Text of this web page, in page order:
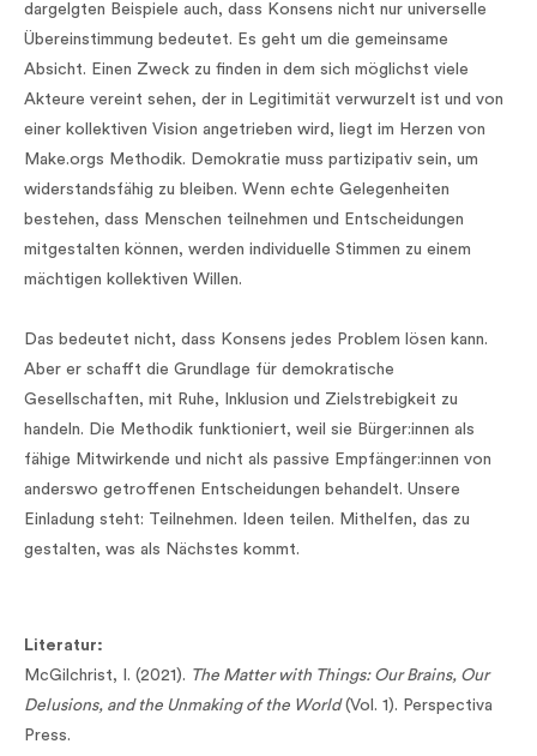
dargelgten Beispiele auch, dass Konsens nicht nur universelle
Übereinstimmung bedeutet. Es geht um die gemeinsame
Absicht. Einen Zweck zu finden in dem sich möglichst viele
Akteure vereint sehen, der in Legitimität verwurzelt ist und von
einer kollektiven Vision angetrieben wird, liegt im Herzen von
Make.orgs Methodik. Demokratie muss partizipativ sein, um
widerstandsfähig zu bleiben. Wenn echte Gelegenheiten
bestehen, dass Menschen teilnehmen und Entscheidungen
mitgestalten können, werden individuelle Stimmen zu einem
mächtigen kollektiven Willen.
Das bedeutet nicht, dass Konsens jedes Problem lösen kann.
Aber er schafft die Grundlage für demokratische
Gesellschaften, mit Ruhe, Inklusion und Zielstrebigkeit zu
handeln. Die Methodik funktioniert, weil sie Bürger:innen als
fähige Mitwirkende und nicht als passive Empfänger:innen von
anderswo getroffenen Entscheidungen behandelt. Unsere
Einladung steht: Teilnehmen. Ideen teilen. Mithelfen, das zu
gestalten, was als Nächstes kommt.
Literatur:
McGilchrist, I. (2021). The Matter with Things: Our Brains, Our
Delusions, and the Unmaking of the World(Vol. 1). Perspectiva
Press.